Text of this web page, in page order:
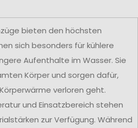
bieten den höchsten
sich besonders für kühlere
Aufenthalte im Wasser. Sie
Körper und sorgen dafür,
verloren geht.
und Einsatzbereich stehen
zur Verfügung. Während